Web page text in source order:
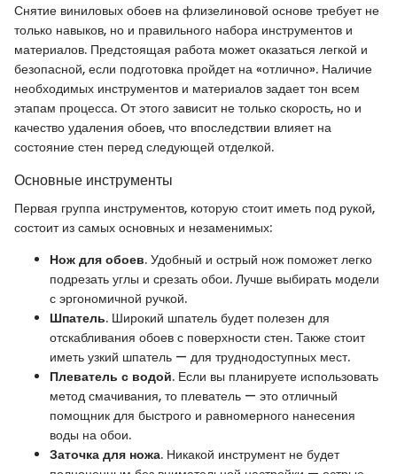
Снятие виниловых обоев на флизелиновой основе требует не
только навыков, но и правильного набора инструментов и
материалов. Предстоящая работа может оказаться легкой и
безопасной, если подготовка пройдет на «отлично». Наличие
необходимых инструментов и материалов задает тон всем
этапам процесса. От этого зависит не только скорость, но и
качество удаления обоев, что впоследствии влияет на
состояние стен перед следующей отделкой.
Основные инструменты
Первая группа инструментов, которую стоит иметь под рукой,
состоит из самых основных и незаменимых:
Нож для обоев. Удобный и острый нож поможет легко
подрезать углы и срезать обои. Лучше выбирать модели
с эргономичной ручкой.
Шпатель. Широкий шпатель будет полезен для
отскабливания обоев с поверхности стен. Также стоит
иметь узкий шпатель — для труднодоступных мест.
Плеватель с водой. Если вы планируете использовать
метод смачивания, то плеватель — это отличный
помощник для быстрого и равномерного нанесения
воды на обои.
Заточка для ножа. Никакой инструмент не будет